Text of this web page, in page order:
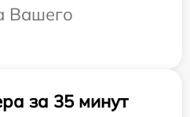
Вашего
за 35 минут